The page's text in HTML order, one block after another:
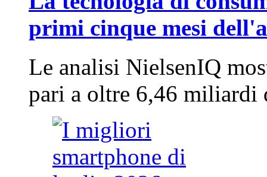
primi cinque mesi
Le analisi NielsenIQ
pari a oltre 6,46